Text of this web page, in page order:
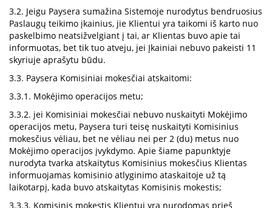
3.2. Jeigu Paysera sumažina Sistemoje nurodytus bendruosius
Paslaugų teikimo įkainius, jie Klientui yra taikomi iš karto nuo
paskelbimo neatsižvelgiant į tai, ar Klientas buvo apie tai
informuotas, bet tik tuo atveju, jei Įkainiai nebuvo pakeisti 11
skyriuje aprašytu būdu.
3.3. Paysera Komisiniai mokesčiai atskaitomi:
3.3.1. Mokėjimo operacijos metu;
3.3.2. jei Komisiniai mokesčiai nebuvo nuskaityti Mokėjimo
operacijos metu, Paysera turi teisę nuskaityti Komisinius
mokesčius vėliau, bet ne vėliau nei per 2 (du) metus nuo
Mokėjimo operacijos įvykdymo. Apie šiame papunktyje
nurodyta tvarka atskaitytus Komisinius mokesčius Klientas
informuojamas komisinio atlyginimo ataskaitoje už tą
laikotarpį, kada buvo atskaitytas Komisinis mokestis;
3.3.3. Komisinis mokestis Klientui yra nurodomas prieš